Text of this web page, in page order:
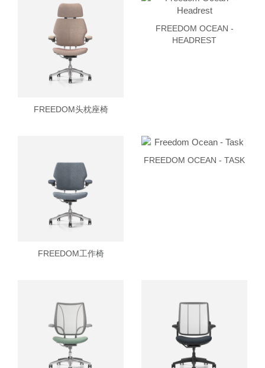
选择您的位置
注册
注册
拥有参考代码？
FREEDOM头枕座椅
FREEDOM OCEAN -
HEADREST
FREEDOM工作椅
FREEDOM OCEAN - TASK